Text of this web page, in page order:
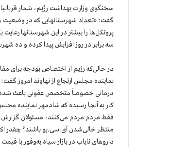
پروتکل‌ها را بیشتر در این شهرستانها
سه برابر در روز افزایش پیدا کرده و ده
در حالی‌که رژیم از اختصاص بودجه برای
نماینده مجلس ارتجاع از نهاوند امروز
کار به آنجا رسیده که شادمهر نماینده
فقط مردم مردم می‌کنند، مسئولان
منتظر خالی‌شدن آی.سی.یو باشند؟ چقدر
داروهای نایاب در بازار سیاه به‌وفور با